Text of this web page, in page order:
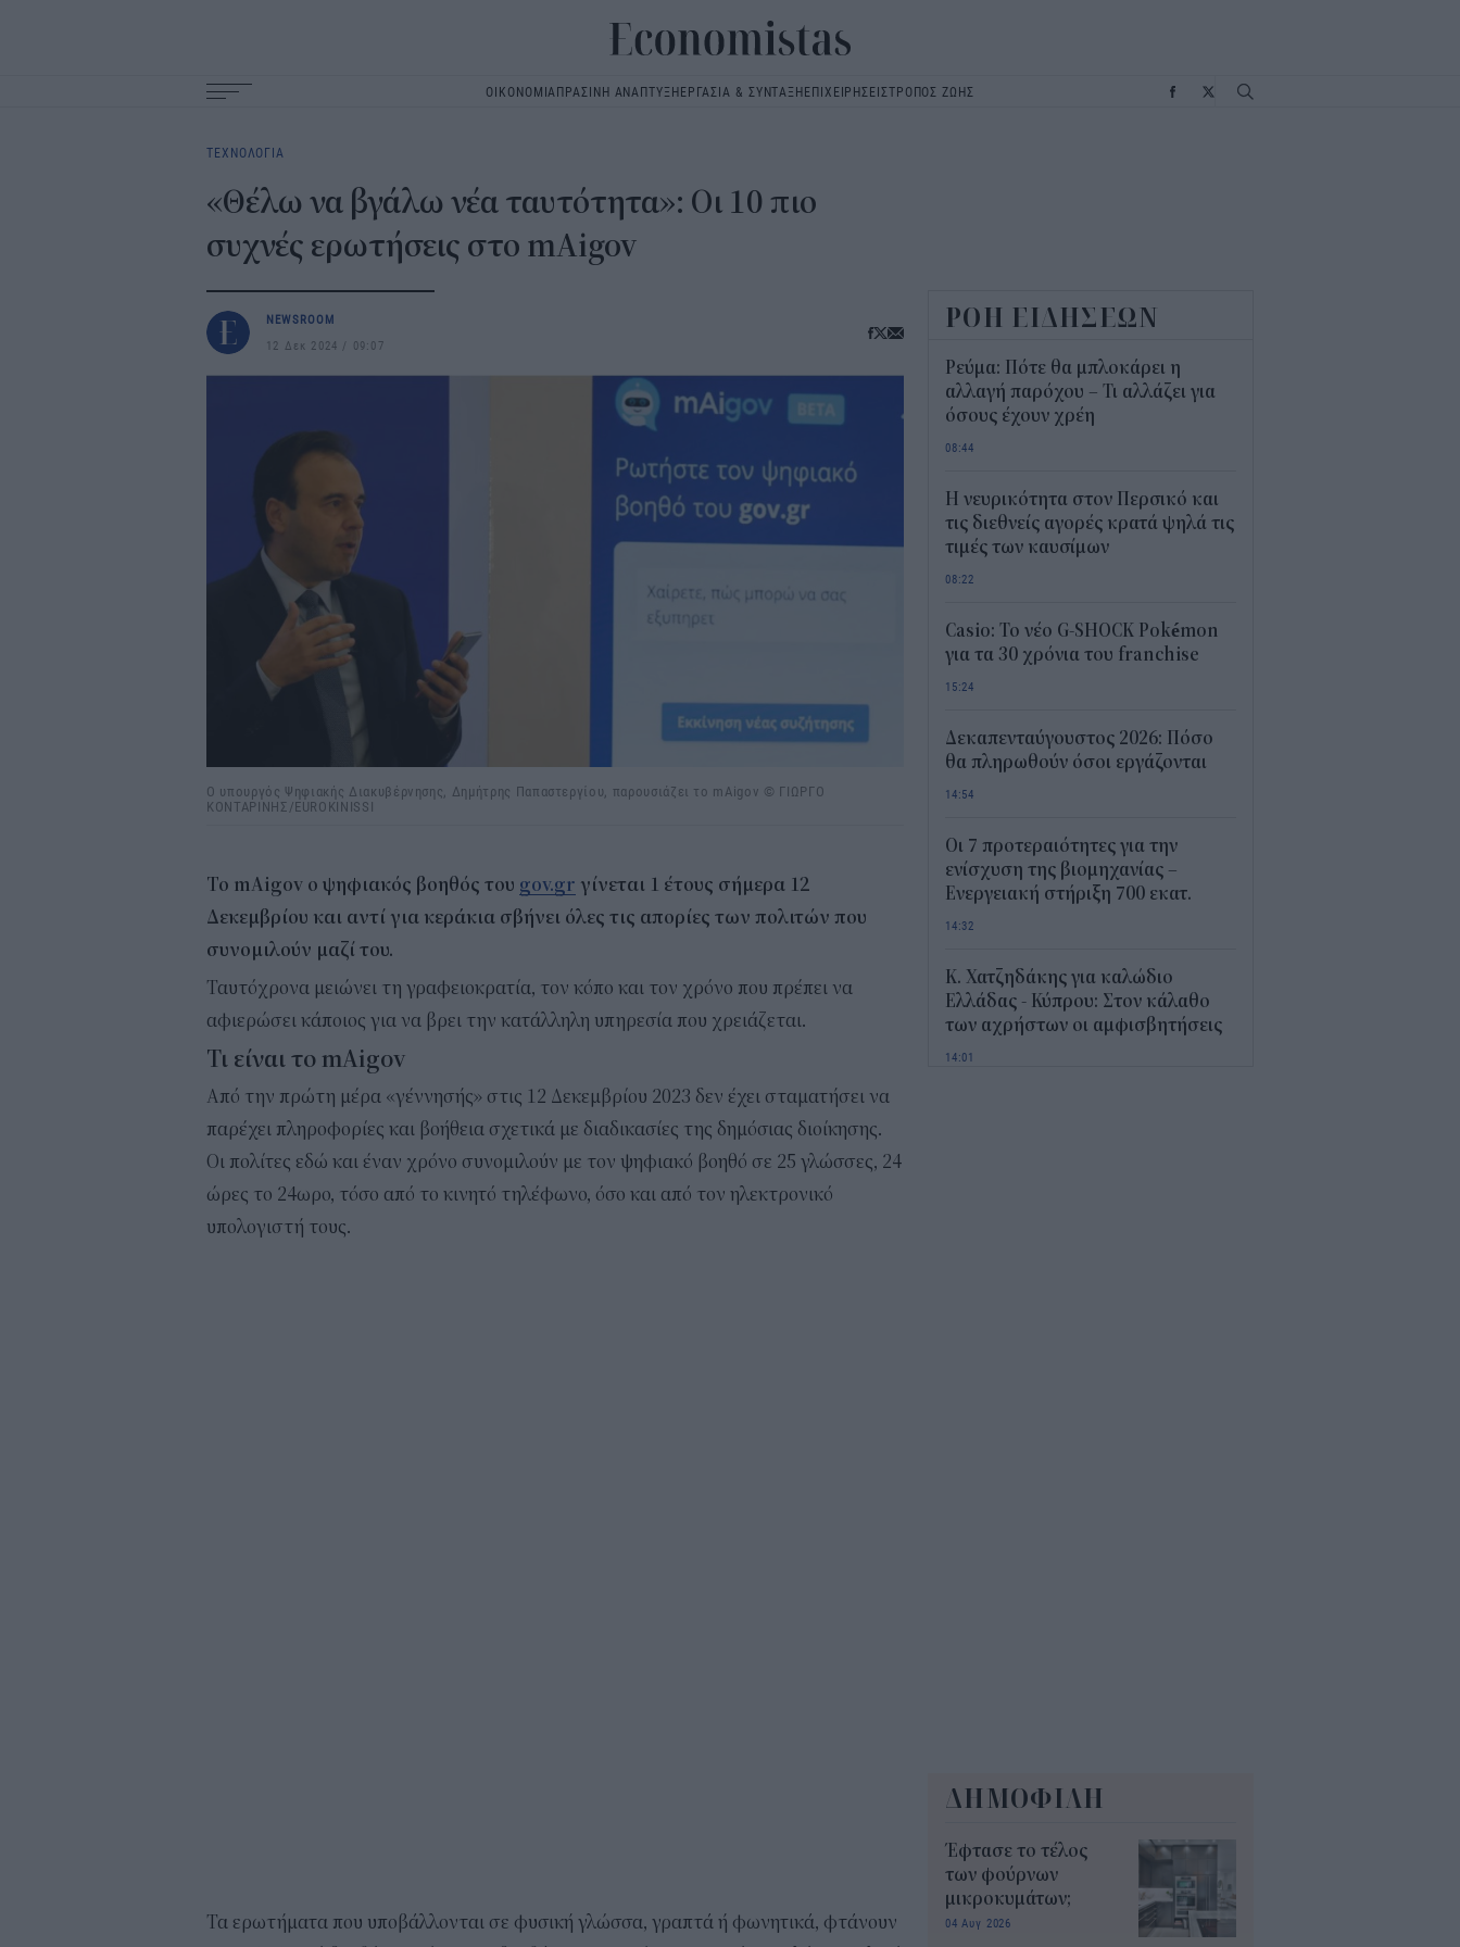
ΟΙΚΟΝΟΜΙΑΠΡΑΣΙΝΗ ΑΝΑΠΤΥΞΗΕΡΓΑΣΙΑ & ΣΥΝΤΑΞΗΕΠΙΧΕΙΡΗΣΕΙΣΤΡΟΠΟΣ ΖΩΗΣ
navigation
ΤΕΧΝΟΛΟΓΙΑ
«Θέλω να βγάλω νέα ταυτότητα»: Οι 10 πιο
συχνές ερωτήσεις στο mAigov
NEWSROOM
12 Δεκ 2024
09:07
Ο υπουργός Ψηφιακής Διακυβέρνησης, Δημήτρης Παπαστεργίου, παρουσιάζει το mAigov © ΓΙΩΡΓΟ
ΚΟΝΤΑΡΙΝΗΣ/EUROKINISSI
Το mAigov ο ψηφιακός βοηθός του gov.gr γίνεται 1 έτους σήμερα 12
Δεκεμβρίου και αντί για κεράκια σβήνει όλες τις απορίες των πολιτών που
συνομιλούν μαζί του.
Ταυτόχρονα μειώνει τη γραφειοκρατία, τον κόπο και τον χρόνο που πρέπει να
αφιερώσει κάποιος για να βρει την κατάλληλη υπηρεσία που χρειάζεται.
Τι είναι το mAigov
Από την πρώτη μέρα «γέννησής» στις 12 Δεκεμβρίου 2023 δεν έχει σταματήσει να
παρέχει πληροφορίες και βοήθεια σχετικά με διαδικασίες της δημόσιας διοίκησης.
Οι πολίτες εδώ και έναν χρόνο συνομιλούν με τον ψηφιακό βοηθό σε 25 γλώσσες, 24
ώρες το 24ωρο, τόσο από το κινητό τηλέφωνο, όσο και από τον ηλεκτρονικό
υπολογιστή τους.
Τα ερωτήματα που υποβάλλονται σε φυσική γλώσσα, γραπτά ή φωνητικά, φτάνουν
ΡΟΗ ΕΙΔΗΣΕΩΝ
Ρεύμα: Πότε θα μπλοκάρει η
αλλαγή παρόχου – Τι αλλάζει για
όσους έχουν χρέη
08:44
Η νευρικότητα στον Περσικό και
τις διεθνείς αγορές κρατά ψηλά τις
τιμές των καυσίμων
08:22
Casio: Το νέο G-SHOCK Pokémon
για τα 30 χρόνια του franchise
15:24
Δεκαπενταύγουστος 2026: Πόσο
θα πληρωθούν όσοι εργάζονται
14:54
Οι 7 προτεραιότητες για την
ενίσχυση της βιομηχανίας –
Ενεργειακή στήριξη 700 εκατ.
14:32
Κ. Χατζηδάκης για καλώδιο
Ελλάδας - Κύπρου: Στον κάλαθο
των αχρήστων οι αμφισβητήσεις
14:01
ΔΗΜΟΦΙΛΗ
Έφτασε το τέλος
των φούρνων
μικροκυμάτων;
04 Αυγ 2026